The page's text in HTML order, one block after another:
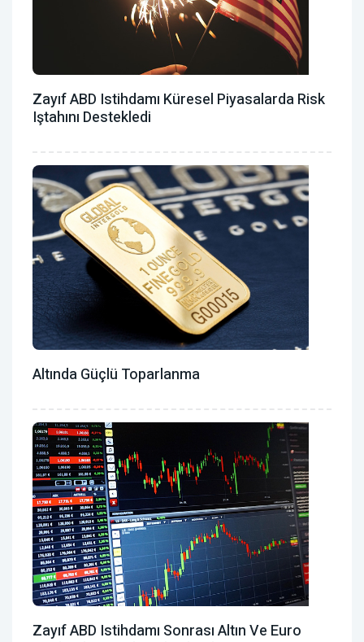
Zayıf ABD Istihdamı Küresel Piyasalarda Risk
Iştahını Destekledi
Altında Güçlü Toparlanma
Zayıf ABD Istihdamı Sonrası Altın Ve Euro